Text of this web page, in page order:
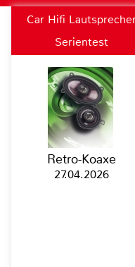
Car Hifi
Serientest
Retro-Koaxe
27.04.2026